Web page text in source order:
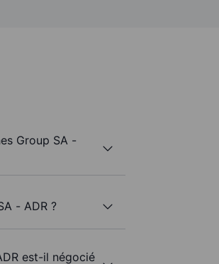
Group SA -
- ADR ?
est-il négocié